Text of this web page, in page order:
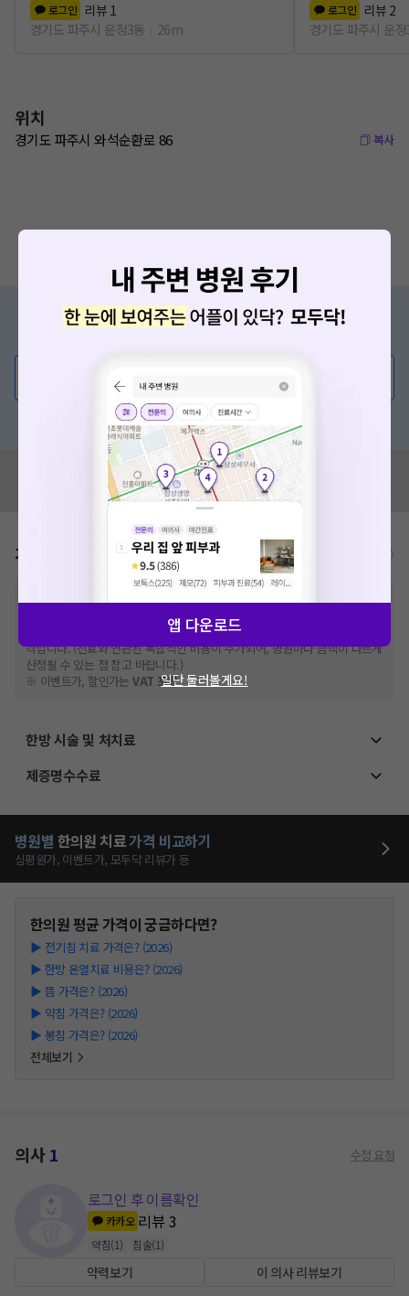
로그인 리뷰 1
경기도 파주시 운정3동
26m
로그인 리뷰 2
경기도 파주시 운
위치
경기도 파주시 와석순환로 86 복사
증상/치료, 궁금한 점이 있나요?
💬 무엇이든 물어보세요
혹은, 의료상담 서비스에 다양한 게시글 보러가기
혹시 잘못된 병원정보가 있나요?
모두닥 팀에 알려주세요!
가격표 비급여/급여 진료란?
※비급여 항목의 경우,추가비용 등으로 실제 가격과 상이할 수 있으니, 정확
한 가격은 해당 의료기관에 직접 문의해주세요.
건강보험심사평가원에 고지되어 있는 급여 진료 기준 가
격입니다. (진료와 연관된 복합적인 비용이 추가되어, 병원마다 금액이 다르게
산정될 수 있는 점 참고 바랍니다.)
※ 이벤트가, 할인가는VAT 포함
한방 시술 및 처치료
제증명수수료
병원별 한의원 치료가격 비교하기
심평원가, 이벤트가, 모두닥 리뷰가 등
한의원평균 가격이 궁금하다면?
▶ 전기침 치료 가격은? (2026)
▶ 한방 온열치료 비용은? (2026)
▶ 뜸 가격은? (2026)
▶ 약침 가격은? (2026)
▶ 봉침 가격은? (2026)
전체보기
의사1 수정 요청
로그인 후 이름확인
카카오 리뷰3
약침(1) 침술(1)
약력보기 이 의사 리뷰보기
앱 다운로드
일단 둘러볼게요!